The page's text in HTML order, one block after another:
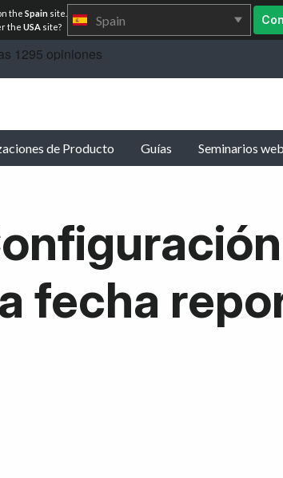
the Spain site.
the USAsite? Spain
de Producto Guías Seminarios web
fecha